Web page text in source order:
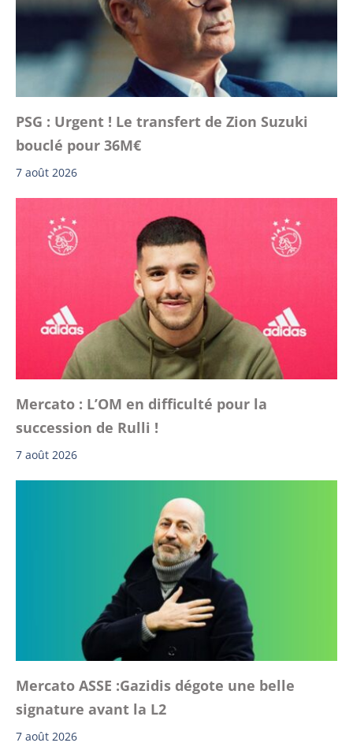
PSG : Urgent ! Le transfert de Zion Suzuki
bouclé pour 36M€
7 août 2026
Mercato : L’OM en difficulté pour la
succession de Rulli !
7 août 2026
Mercato ASSE :Gazidis dégote une belle
signature avant la L2
7 août 2026